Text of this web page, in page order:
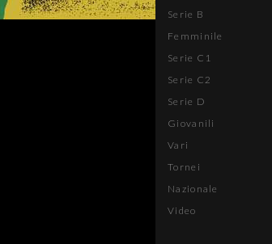
Serie B
Femminile
Serie C1
Serie C2
Serie D
Giovanili
Vari
Tornei
Nazionale
Video